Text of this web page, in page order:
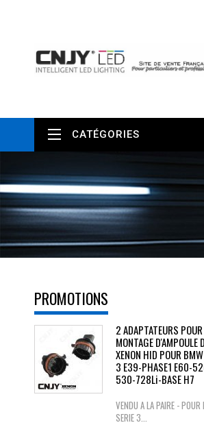
CATÉGORIES
PROMOTIONS
2 ADAPTATEURS POUR
MONTAGE D'AMPOULE
XENON HID POUR
3 E39-PHASE1 E60-
530-728Li-BASE H7
VENDU A LA PAIRE -
SERIE 3...